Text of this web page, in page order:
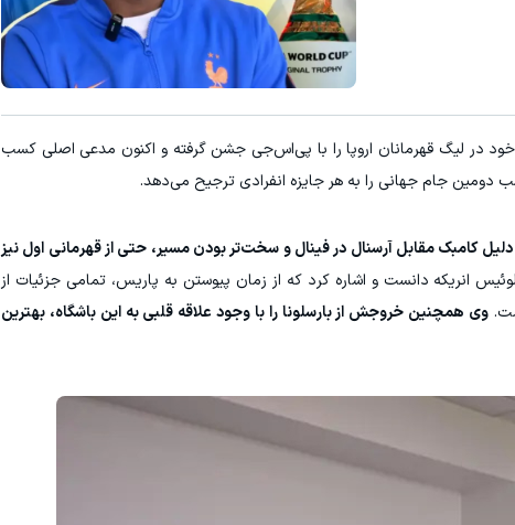
دومین قهرمانی خود در لیگ قهرمانان اروپا را با پی‌اس‌جی جشن گرفته و اکنون مدعی اصلی کسب
دومین جام جهانی را به هر جایزه انفرادی ترجیح می‌دهد.
کامبک مقابل آرسنال در فینال و سخت‌تر بودن مسیر، حتی از قهرمانی اول نیز
انریکه دانست و اشاره کرد که از زمان پیوستن به پاریس، تمامی جزئیات از
وی همچنین خروجش از بارسلونا را با وجود علاقه قلبی به این باشگاه، بهترین